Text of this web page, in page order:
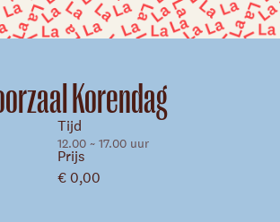
Skip navigatie
Korendag
Tijd
12.00 ~ 17.00 uur
Prijs
€ 0,00